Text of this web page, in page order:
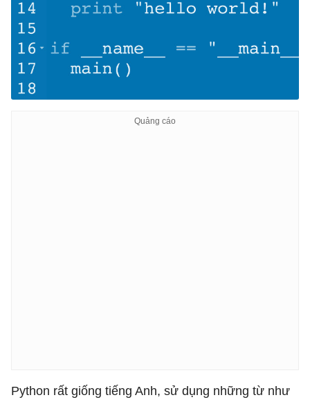
Python rất giống tiếng Anh, sử dụng những từ như